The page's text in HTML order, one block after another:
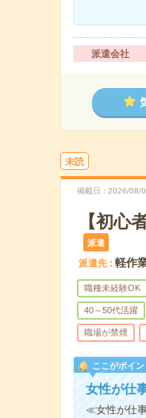
派遣会社
未読
掲載日 2026/08/
【初心
派遣
派遣先 軽作
職種未経験OK
40～50代活躍
職場が禁煙
ここがポイン
女性が仕
≪女性が仕